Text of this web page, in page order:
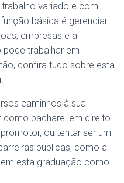
variado e com
básica é gerenciar
empresas e a
trabalhar em
confira tudo sobre esta
caminhos à sua
como bacharel em direito
ou tentar ser um
públicas, como a
esta graduação como